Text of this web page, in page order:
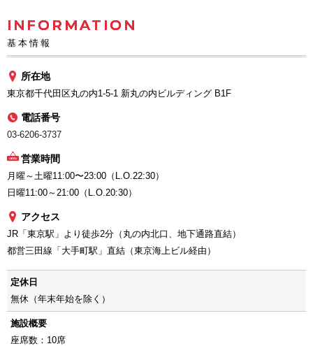
INFORMATION
基本情報
所在地
東京都千代田区丸の内1-5-1 新丸の内ビルディング B1F
電話番号
03-6206-3737
営業時間
月曜～土曜11:00〜23:00（L.O.22:30）
日曜11:00～21:00（L.O.20:30）
アクセス
JR「東京駅」より徒歩2分（丸の内北口、地下通路直結）
都営三田線「大手町駅」直結（東京海上ビル経由）
定休日
無休（年末年始を除く）
施設概要
座席数：10席